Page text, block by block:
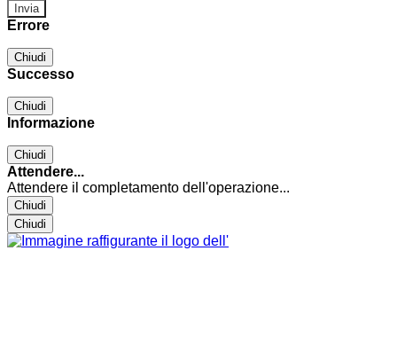
Errore
Chiudi
Successo
Chiudi
Informazione
Chiudi
Attendere...
Attendere il completamento dell'operazione...
Chiudi
Chiudi